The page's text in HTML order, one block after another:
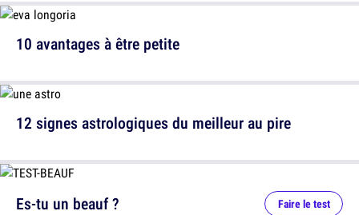
10 avantages à être petite
12 signes astrologiques du meilleur au pire
Es-tu un beauf ? Faire le test